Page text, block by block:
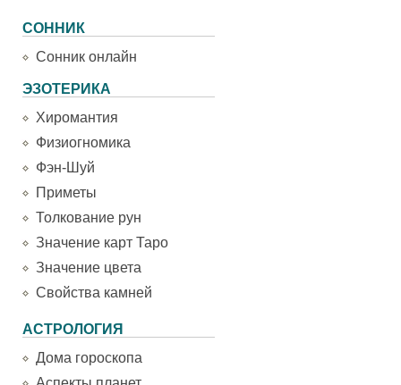
СОННИК
Сонник онлайн
ЭЗОТЕРИКА
Хиромантия
Физиогномика
Фэн-Шуй
Приметы
Толкование рун
Значение карт Таро
Значение цвета
Свойства камней
АСТРОЛОГИЯ
Дома гороскопа